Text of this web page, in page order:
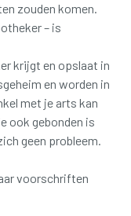
zouden komen.
– is
krijgt en opslaat in
en worden in
met je arts kan
ook gebonden is
geen probleem.
voorschriften